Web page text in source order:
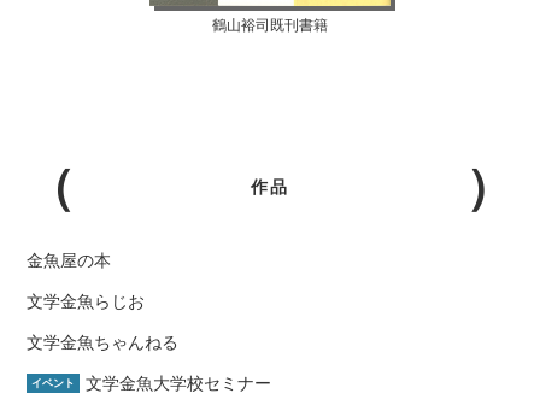
鶴山裕司既刊書籍
作品
金魚屋の本
文学金魚らじお
文学金魚ちゃんねる
イベント 文学金魚大学校セミナー